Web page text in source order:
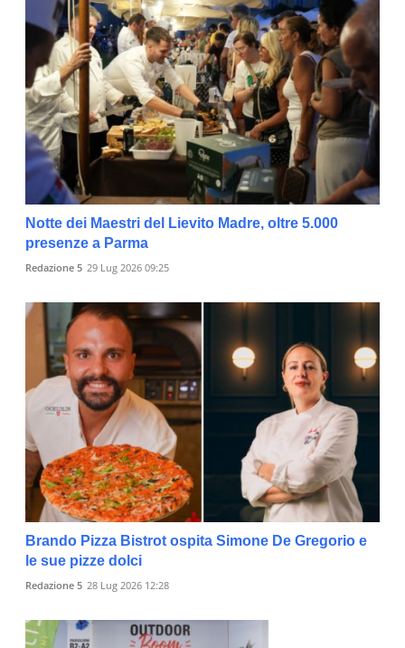
Notte dei Maestri del Lievito Madre, oltre 5.000
presenze a Parma
Redazione 5 29 Lug 2026 09:25
Brando Pizza Bistrot ospita Simone De Gregorio e
le sue pizze dolci
Redazione 5 28 Lug 2026 12:28